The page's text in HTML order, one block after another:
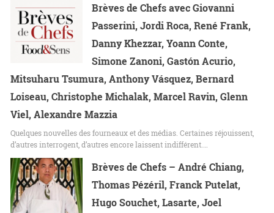
Brèves de Chefs avec Giovanni
Passerini, Jordi Roca, René Frank,
Danny Khezzar, Yoann Conte,
Simone Zanoni, Gastón Acurio,
Mitsuharu Tsumura, Anthony Vásquez, Bernard
Loiseau, Christophe Michalak, Marcel Ravin, Glenn
Viel, Alexandre Mazzia
Quelques nouvelles des fourneaux et des médias. Certaines réjouissent,
d’autres interrogent, d’autres encore laissent indifférent.…
Brèves de Chefs – André Chiang,
Thomas Pézéril, Franck Putelat,
Hugo Souchet, Lasarte, Joel